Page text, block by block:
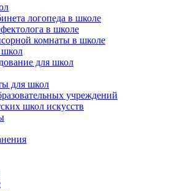
логопеда в школе
в школе
комнаты в школе
школ
для школ
для школ
учреждений
школ искусств